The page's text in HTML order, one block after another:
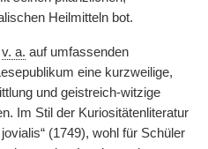
Heilmitteln bot.
v. a. auf umfassenden
eine kurzweilige,
und geistreich-witzige
Im Stil der Kuriositätenliteratur
(1749), wohl für Schüler